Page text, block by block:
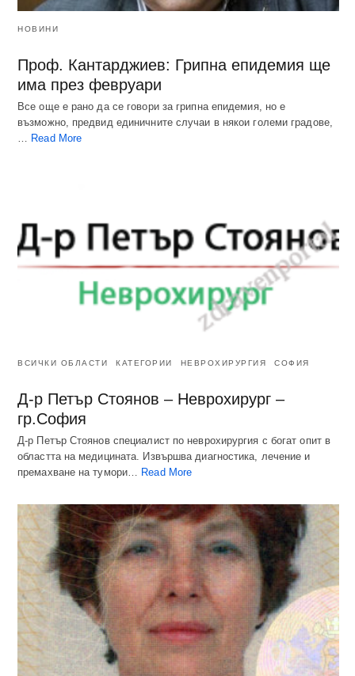
НОВИНИ
Проф. Кантарджиев: Грипна епидемия ще
има през февруари
Все още е рано да се говори за грипна епидемия, но е
възможно, предвид единичните случаи в някои големи градове,
… Read More
ВСИЧКИ ОБЛАСТИ КАТЕГОРИИ НЕВРОХИРУРГИЯ СОФИЯ
Д-р Петър Стоянов – Неврохирург –
гр.София
Д-р Петър Стоянов специалист по неврохирургия с богат опит в
областта на медицината. Извършва диагностика, лечение и
премахване на тумори…
Read More